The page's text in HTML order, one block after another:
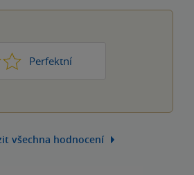
Perfektní
všechna hodnocení